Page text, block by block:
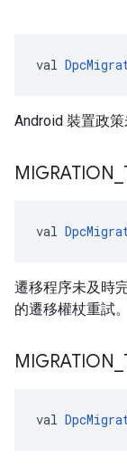
val
Android 裝置政策
MIGRATION
val
遷移程序未及時
的遷移權杖重試。
MIGRATION
val